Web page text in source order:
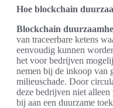
Hoe blockchain
Blockchain
van traceerbare ketens
eenvoudig kunnen
het voor bedrijven
nemen bij de inkoop van
milieuschade. Door
deze bedrijven niet
bij aan een duurzame